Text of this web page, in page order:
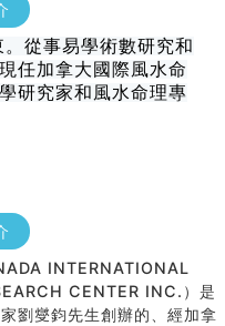
從事易學術數研究和
任加拿大國際風水命
研究家和風水命理專
INTERNATIONAL
CENTER INC.）是
劉燮鈞先生創辦的、經加拿